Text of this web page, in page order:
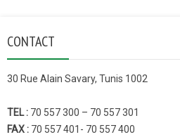
CONTACT
30 Rue Alain Savary, Tunis 1002
TEL : 70 557 300 – 70 557 301
FAX : 70 557 401- 70 557 400